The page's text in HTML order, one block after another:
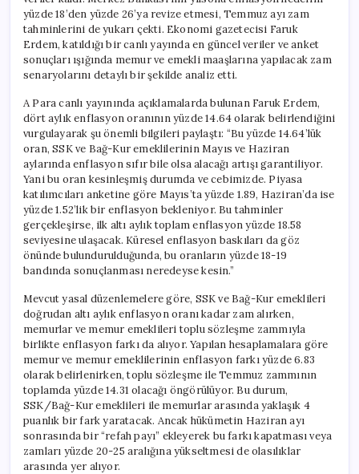
yüzde 18’den yüzde 26’ya revize etmesi, Temmuz ayı zam
tahminlerini de yukarı çekti. Ekonomi gazetecisi Faruk
Erdem, katıldığı bir canlı yayında en güncel veriler ve anket
sonuçları ışığında memur ve emekli maaşlarına yapılacak zam
senaryolarını detaylı bir şekilde analiz etti.
A Para canlı yayınında açıklamalarda bulunan Faruk Erdem,
dört aylık enflasyon oranının yüzde 14.64 olarak belirlendiğini
vurgulayarak şu önemli bilgileri paylaştı: “Bu yüzde 14.64’lük
oran, SSK ve Bağ-Kur emeklilerinin Mayıs ve Haziran
aylarında enflasyon sıfır bile olsa alacağı artışı garantiliyor.
Yani bu oran kesinleşmiş durumda ve cebimizde. Piyasa
katılımcıları anketine göre Mayıs’ta yüzde 1.89, Haziran’da ise
yüzde 1.52’lik bir enflasyon bekleniyor. Bu tahminler
gerçekleşirse, ilk altı aylık toplam enflasyon yüzde 18.58
seviyesine ulaşacak. Küresel enflasyon baskıları da göz
önünde bulundurulduğunda, bu oranların yüzde 18-19
bandında sonuçlanması neredeyse kesin.”
Mevcut yasal düzenlemelere göre, SSK ve Bağ-Kur emeklileri
doğrudan altı aylık enflasyon oranı kadar zam alırken,
memurlar ve memur emeklileri toplu sözleşme zammıyla
birlikte enflasyon farkı da alıyor. Yapılan hesaplamalara göre
memur ve memur emeklilerinin enflasyon farkı yüzde 6.83
olarak belirlenirken, toplu sözleşme ile Temmuz zammının
toplamda yüzde 14.31 olacağı öngörülüyor. Bu durum,
SSK/Bağ-Kur emeklileri ile memurlar arasında yaklaşık 4
puanlık bir fark yaratacak. Ancak hükümetin Haziran ayı
sonrasında bir “refah payı” ekleyerek bu farkı kapatması veya
zamları yüzde 20-25 aralığına yükseltmesi de olasılıklar
arasında yer alıyor.